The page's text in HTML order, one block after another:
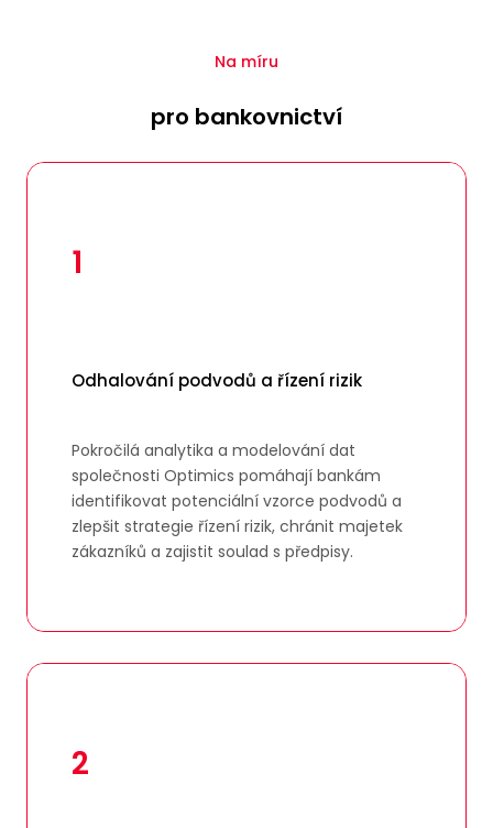
Na míru
pro bankovnictví
1
Odhalování podvodů a řízení rizik
Pokročilá analytika a modelování dat
společnosti Optimics pomáhají bankám
identifikovat potenciální vzorce podvodů a
zlepšit strategie řízení rizik, chránit majetek
zákazníků a zajistit soulad s předpisy.
2